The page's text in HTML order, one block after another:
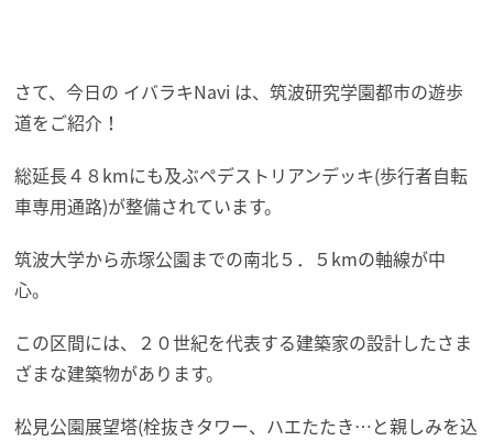
さて、今日の イバラキNavi は、筑波研究学園都市の遊歩
道をご紹介！
総延長４８kmにも及ぶペデストリアンデッキ(歩行者自転
車専用通路)が整備されています。
筑波大学から赤塚公園までの南北５．５kmの軸線が中
心。
この区間には、２０世紀を代表する建築家の設計したさま
ざまな建築物があります。
松見公園展望塔(栓抜きタワー、ハエたたき…と親しみを込